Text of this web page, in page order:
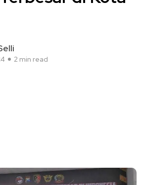
2 min read